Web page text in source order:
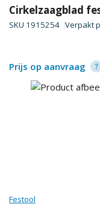
Cirkelzaagblad
SKU 1915254 Verpakt
Prijs op aanvraag
Festool